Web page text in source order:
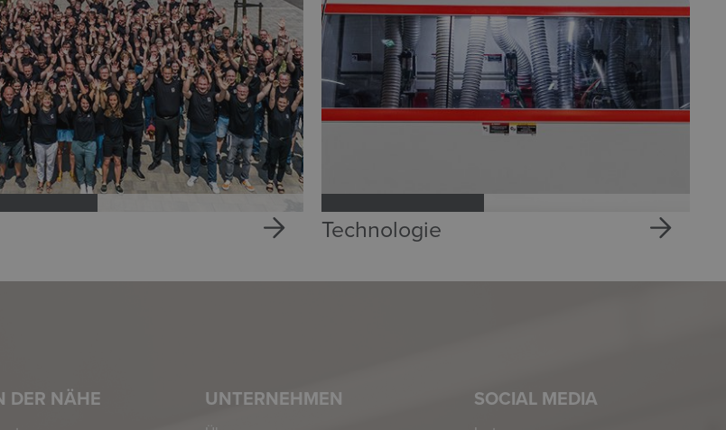
Technologie
DER NÄHE UNTERNEHMEN SOCIAL MEDIA